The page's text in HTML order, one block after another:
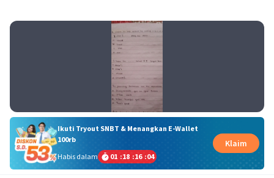
Ikuti Tryout SNBT & Menangkan E-Wallet
100rb
Habis dalam
01 :18 :16 :04
Klaim